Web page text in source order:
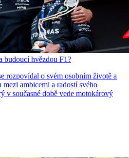
budoucí hvězdou F1?
rozpovídal o svém osobním životě a
ambicemi a radostí svého
v současné době vede motokárový